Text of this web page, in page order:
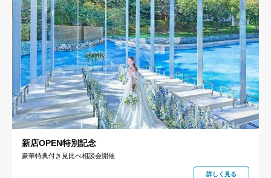
新店OPEN特別記念
豪華特典付き見比べ相談会開催
詳しく見る